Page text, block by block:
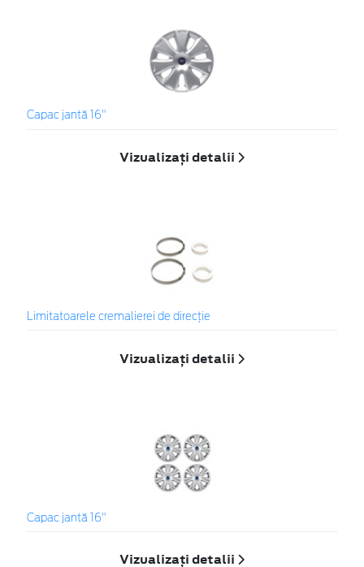
Capac jantă 16"
Vizualizați detalii
Limitatoarele cremalierei de direcţie
Vizualizați detalii
Capac jantă 16"
Vizualizați detalii